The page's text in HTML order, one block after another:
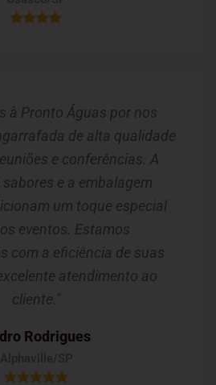
à Pronto Águas por nos
de alta qualidade
e conferências. A
e a embalagem
um toque especial
eventos. Estamos
com a eficiência de suas
atendimento ao
cliente."
Rodrigues